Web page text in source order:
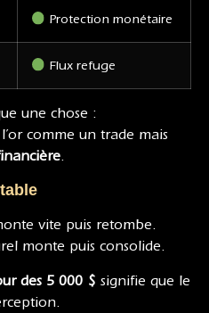
Protection monétaire
Flux refuge
une chose :
comme un trade mais
.
vite puis retombe.
monte puis consolide.
des 5 000 $ signifie que le